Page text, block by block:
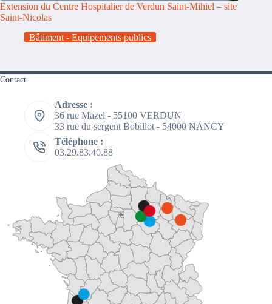
Extension du Centre Hospitalier de Verdun Saint-Mihiel – site
Saint-Nicolas
Bâtiment - Equipements publics
Contact
Adresse :
36 rue Mazel - 55100 VERDUN
33 rue du sergent Bobillot - 54000 NANCY
Téléphone :
03.29.83.40.88